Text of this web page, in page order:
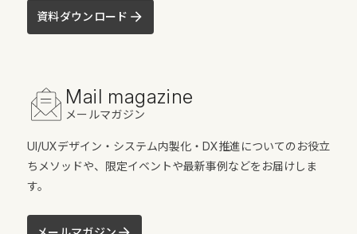
資料ダウンロード
Mail magazine
メールマガジン
UI/UXデザイン・システム内製化・DX推進についてのお役立
ちメソッドや、限定イベントや最新事例などをお届けしま
す。